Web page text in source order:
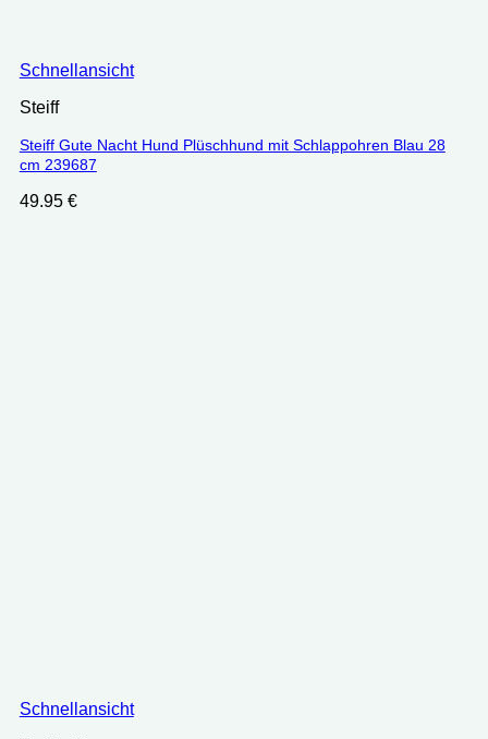
Schnellansicht
Steiff
Steiff Gute Nacht Hund Plüschhund mit Schlappohren Blau 28
cm 239687
49.95 €
Schnellansicht